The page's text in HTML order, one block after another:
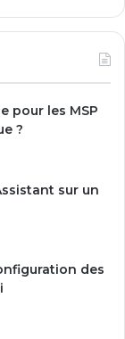
pour les MSP
?
sur un
des